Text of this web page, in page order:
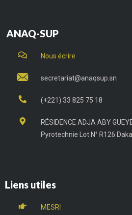
ANAQ-SUP
Nous écrire
secretariat@anaqsup.sn
(+221) 33 825 75 18
RÉSIDENCE ADJA ABY
Pyrotechnie Lot N° R126
Liens utiles
MESRI